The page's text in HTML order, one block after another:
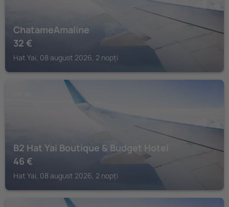
ChatameAmaline
32 €
Hat Yai, 08 august 2026, 2 nopți
B2 Hat Yai Boutique & Budget Hotel
46 €
Hat Yai, 08 august 2026, 2 nopți